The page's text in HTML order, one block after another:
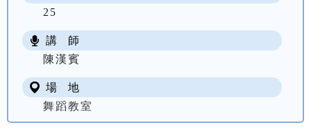
25
講 師
陳漢賓
場 地
舞蹈教室